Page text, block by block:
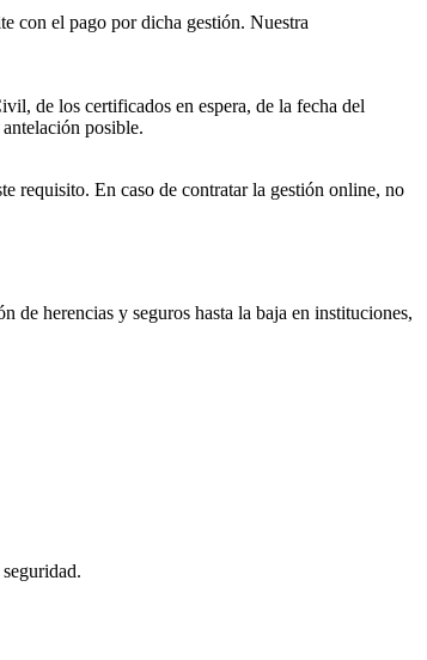
con el pago por dicha gestión. Nuestra
de los certificados en espera, de la fecha del
posible.
requisito. En caso de contratar la gestión online, no
de herencias y seguros hasta la baja en instituciones,